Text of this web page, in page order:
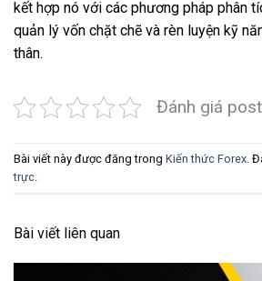
kết hợp nó với các phương pháp phân
quản lý vốn chặt chẽ và rèn luyện kỹ
thân.
Đánh giá post
Bài viết này được đăng trong Kiến thức Forex .
trực
Bài viết liên quan